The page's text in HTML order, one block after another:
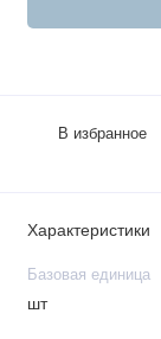
В избранное
Характеристики
Базовая единица
шт